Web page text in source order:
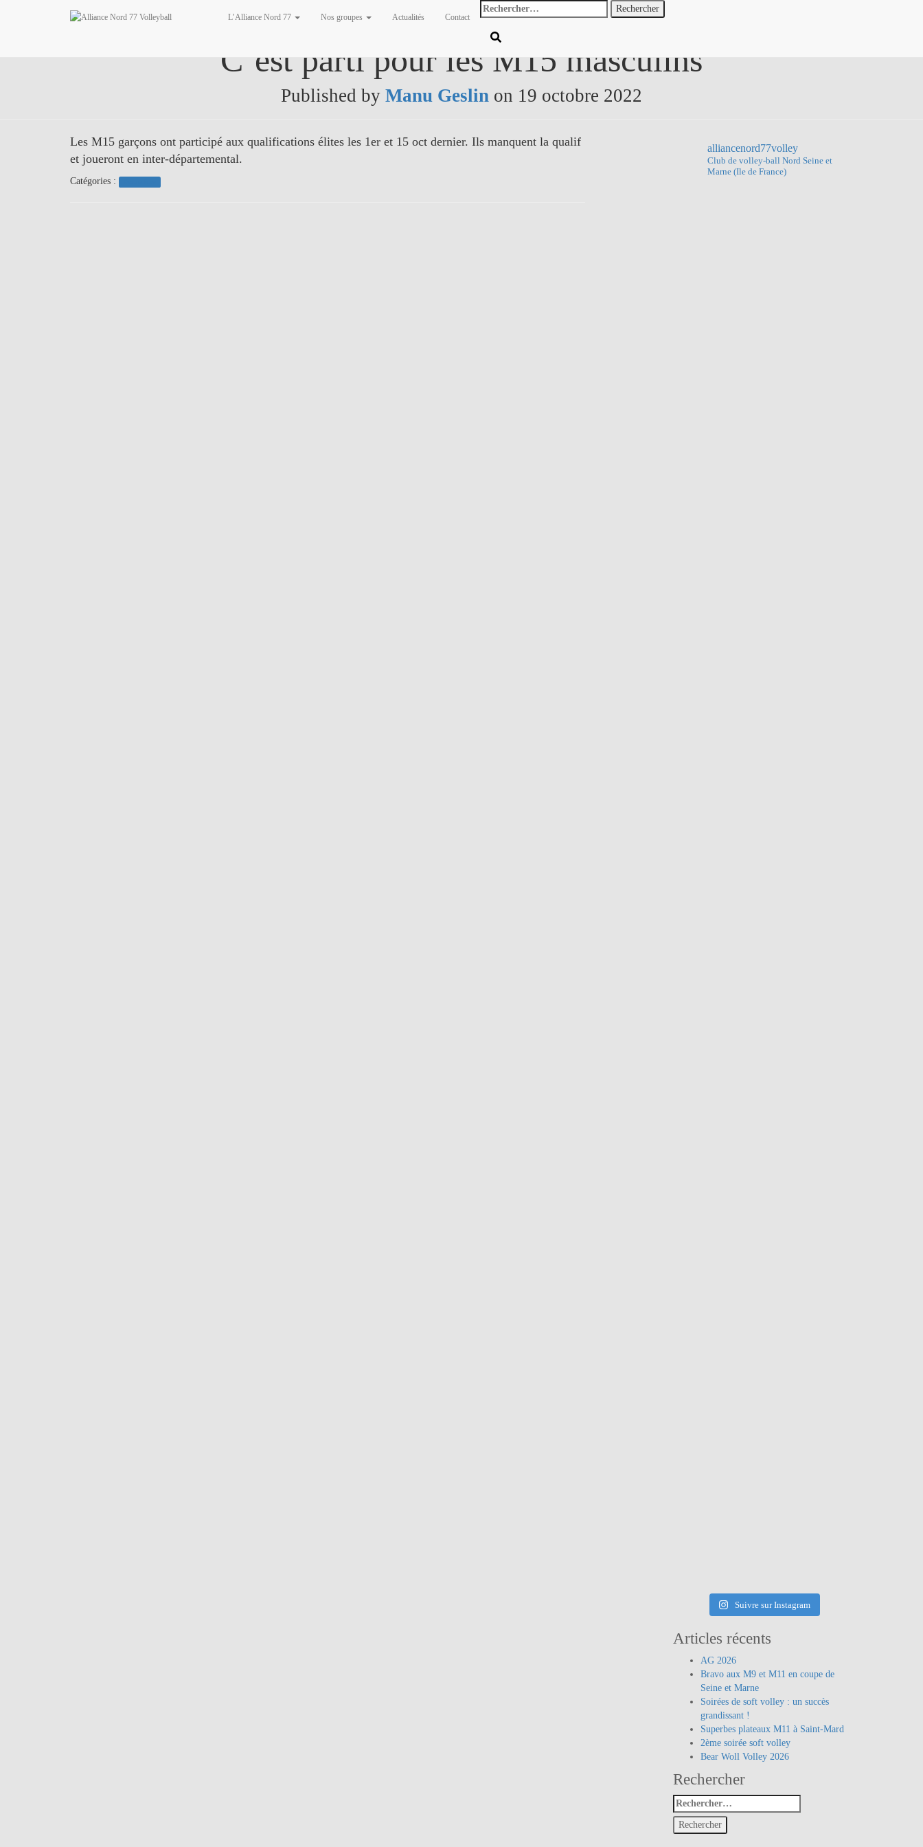
L’Alliance Nord 77 Nos groupes Actualités Contact
Rechercher
:
C’est parti pour les M15 masculins
Published by Manu Geslin on 19 octobre 2022
Les M15 garçons ont participé aux qualifications élites les 1er et 15 oct dernier. Ils manquent la qualif
et joueront en inter-départemental.
Catégories :
alliancenord77volley
Club de volley-ball Nord Seine et
Marne (Ile de France)
Suivre sur Instagram
Articles récents
AG 2026
Bravo aux M9 et M11 en coupe de
Seine et Marne
Soirées de soft volley : un succès
grandissant !
Superbes plateaux M11 à Saint-Mard
2ème soirée soft volley
Bear Woll Volley 2026
Rechercher
Rechercher
: